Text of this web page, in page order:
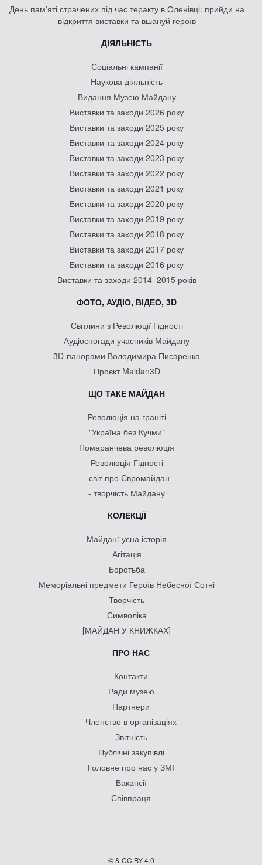
День памʼяті страчених під час теракту в Оленівці: прийди на
відкриття виставки та вшануй героїв
ДІЯЛЬНІСТЬ
Соціальні кампанії
Наукова діяльність
Видання Музею Майдану
Виставки та заходи 2026 року
Виставки та заходи 2025 року
Виставки та заходи 2024 року
Виставки та заходи 2023 року
Виставки та заходи 2022 року
Виставки та заходи 2021 року
Виставки та заходи 2020 року
Виставки та заходи 2019 року
Виставки та заходи 2018 року
Виставки та заходи 2017 року
Виставки та заходи 2016 року
Виставки та заходи 2014–2015 років
ФОТО, АУДІО, ВІДЕО, 3D
Світлини з Революції Гідності
Аудіоспогади учасників Майдану
3D-панорами Володимира Писаренка
Проєкт Maidan3D
ЩО ТАКЕ МАЙДАН
Революція на граніті
"Україна без Кучми"
Помаранчева революція
Революція Гідності
- світ про Євромайдан
- творчість Майдану
КОЛЕКЦІЇ
Майдан: усна історія
Агітація
Боротьба
Меморіальні предмети Героїв Небесної Сотні
Творчість
Символіка
[МАЙДАН У КНИЖКАХ]
ПРО НАС
Контакти
Ради музею
Партнери
Членство в організаціях
Звітність
Публічні закупівлі
Головне про нас у ЗМІ
Вакансії
Співпраця
© & CC BY 4.0